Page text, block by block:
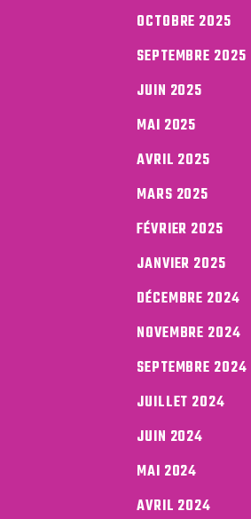
OCTOBRE 2025
SEPTEMBRE 2025
JUIN 2025
MAI 2025
AVRIL 2025
MARS 2025
FÉVRIER 2025
JANVIER 2025
DÉCEMBRE 2024
NOVEMBRE 2024
SEPTEMBRE 2024
JUILLET 2024
JUIN 2024
MAI 2024
AVRIL 2024